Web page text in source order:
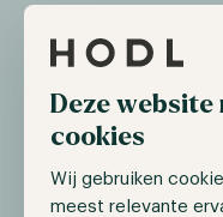
Deze
cookies
Wij gebruiken
meest relevante